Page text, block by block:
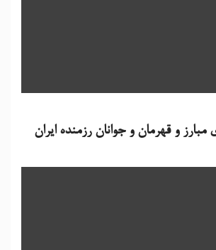
و قهرمان و جوانان رزمنده ایران